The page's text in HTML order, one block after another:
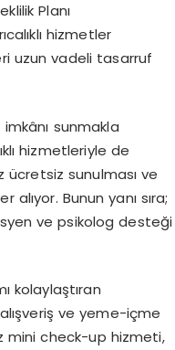
Planı
hizmetler
uzun vadeli tasarruf
sunmakla
hizmetleriyle de
ücretsiz sunulması ve
alıyor. Bunun yanı sıra;
ve psikolog desteği
kolaylaştıran
ve yeme-içme
mini check-up hizmeti,